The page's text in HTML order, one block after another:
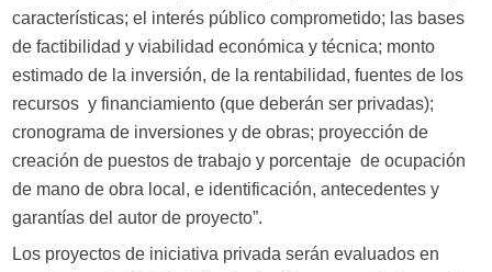
características; el interés público comprometido; las bases
de factibilidad y viabilidad económica y técnica; monto
estimado de la inversión, de la rentabilidad, fuentes de los
recursos y financiamiento (que deberán ser privadas);
cronograma de inversiones y de obras; proyección de
creación de puestos de trabajo y porcentaje de ocupación
de mano de obra local, e identificación, antecedentes y
garantías del autor de proyecto”.
Los proyectos de iniciativa privada serán evaluados en